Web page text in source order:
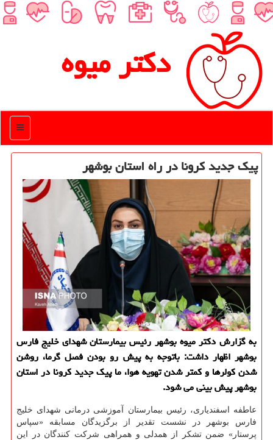
دكتر میوه
منو
پیك جدید كرونا در راه استان بوشهر
به گزارش دکتر میوه بوشهر رئیس بیمارستان شهدای خلیج فارس
بوشهر اظهار داشت: باتوجه به پیش رو بودن فصل گرما، روشن
شدن کولرها و کمتر شدن تهویه هوا، ما پیک جدید کرونا در استان
بوشهر پیش بینی می شود.
عاطفه اسفندیاری، رئیس بیمارستان آموزشی درمانی شهدای خلیج
فارس بوشهر در نشست تقدیر از برگزیدگان مسابقه «سپاس
پرستار» ضمن تشکر از همدلی و همراهی شرکت کنندگان در این